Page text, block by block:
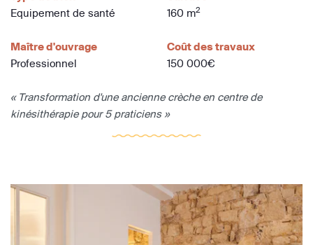
Equipement de santé
160 m2
Maître d'ouvrage
Professionnel
Coût des travaux
150 000€
« Transformation d'une ancienne crèche en centre de
kinésithérapie pour 5 praticiens »